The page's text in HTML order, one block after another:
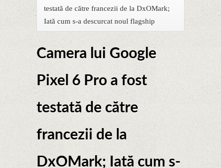
testată de către francezii de la DxOMark;
Iată cum s-a descurcat noul flagship
Camera lui Google
Pixel 6 Pro a fost
testată de către
francezii de la
DxOMark; Iată cum s-